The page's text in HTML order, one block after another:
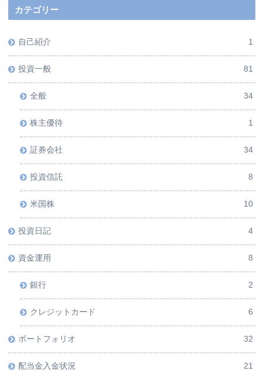
カテゴリー
自己紹介 1
投資一般 81
全般 34
株主優待 1
証券会社 34
投資信託 8
米国株 10
投資日記 4
資金運用 8
銀行 2
クレジットカード 6
ポートフォリオ 32
配当金入金状況 21